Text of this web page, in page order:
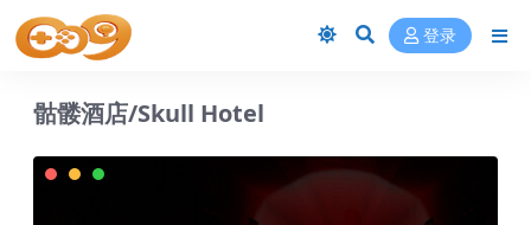
登录
骷髅酒店/Skull Hotel